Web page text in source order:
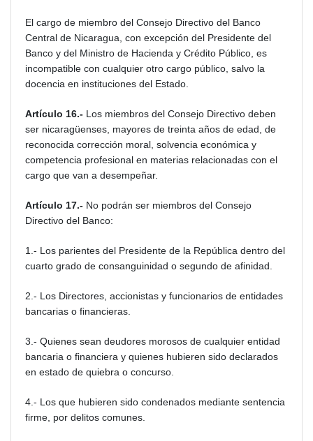
El cargo de miembro del Consejo Directivo del Banco
Central de Nicaragua, con excepción del Presidente del
Banco y del Ministro de Hacienda y Crédito Público, es
incompatible con cualquier otro cargo público, salvo la
docencia en instituciones del Estado.
Artículo 16.- Los miembros del Consejo Directivo deben
ser nicaragüenses, mayores de treinta años de edad, de
reconocida corrección moral, solvencia económica y
competencia profesional en materias relacionadas con el
cargo que van a desempeñar.
Artículo 17.- No podrán ser miembros del Consejo
Directivo del Banco:
1.- Los parientes del Presidente de la República dentro del
cuarto grado de consanguinidad o segundo de afinidad.
2.- Los Directores, accionistas y funcionarios de entidades
bancarias o financieras.
3.- Quienes sean deudores morosos de cualquier entidad
bancaria o financiera y quienes hubieren sido declarados
en estado de quiebra o concurso.
4.- Los que hubieren sido condenados mediante sentencia
firme, por delitos comunes.